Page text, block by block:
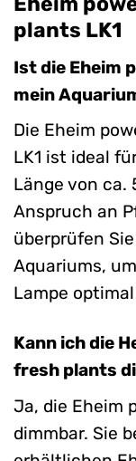
plants LK1
Ist die Eheim
mein
Die Eheim
LK1 ist ideal
Länge von ca.
Anspruch an
überprüfen
Aquariums,
Lampe
Kann ich die
fresh plants
Ja, die Eheim
dimmbar. Sie